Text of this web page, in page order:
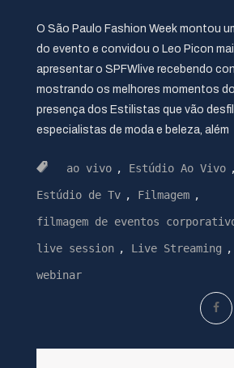
O São Paulo Fashion Week montou
do evento e convidou o Leo Picon
apresentar o SPFWlive recebendo
mostrando os melhores momentos
presença dos Estilistas que vão
especialistas de moda e beleza, além
ao vivo , Estúdio Ao Vivo ,
Estúdio de Tv , Filmagem ,
filmagem de eventos
live session , Live Streaming ,
webinar